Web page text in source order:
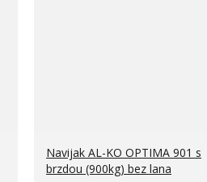
Navijak AL-KO OPTIMA 901 s
brzdou (900kg) bez lana